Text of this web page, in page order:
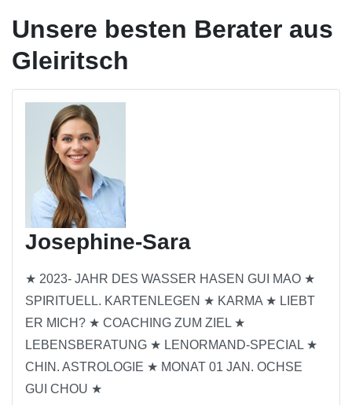
Unsere besten Berater aus
Gleiritsch
Josephine-Sara
★ 2023- JAHR DES WASSER HASEN GUI MAO ★
SPIRITUELL. KARTENLEGEN ★ KARMA ★ LIEBT
ER MICH? ★ COACHING ZUM ZIEL ★
LEBENSBERATUNG ★ LENORMAND-SPECIAL ★
CHIN. ASTROLOGIE ★ MONAT 01 JAN. OCHSE
GUI CHOU ★